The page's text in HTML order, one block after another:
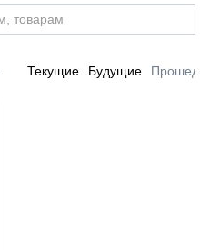
Текущие Будущие